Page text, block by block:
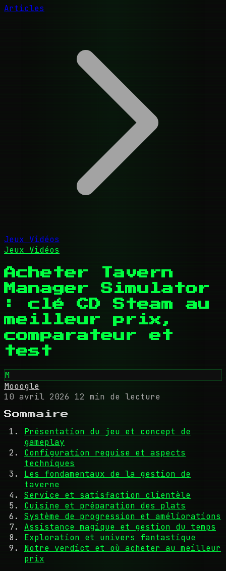
Articles
Jeux Vidéos
Jeux Vidéos
Acheter Tavern
Manager Simulator
: clé CD Steam au
meilleur prix,
comparateur et
test
M
Mooogle
10 avril 2026
12 min de lecture
Sommaire
Présentation du jeu et concept de
gameplay
Configuration requise et aspects
techniques
Les fondamentaux de la gestion de
taverne
Service et satisfaction clientèle
Cuisine et préparation des plats
Système de progression et améliorations
Assistance magique et gestion du temps
Exploration et univers fantastique
Notre verdict et où acheter au meilleur
prix